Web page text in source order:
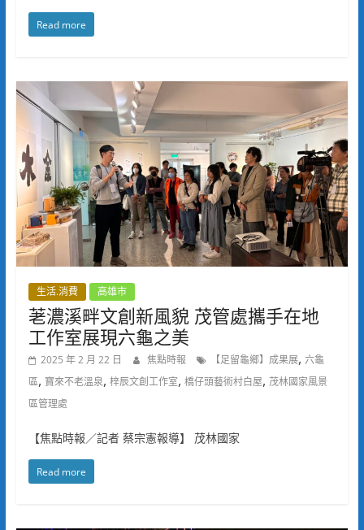
Read more
生活.消費 高雄市
荖濃溪畔文創新風貌 茂管處攜手在地
工作室展現六龜之美
2025 年 2 月 22 日 焦點時報 【足留龜鄉】成果展, 六龜
區, 寶來不老溫泉, 梓辰文創工作室, 橋仔頭藝術村白屋, 茂林國家風景
區管理處
【焦點時報／記者 蔡宗憲報導】 茂林國家
Read more